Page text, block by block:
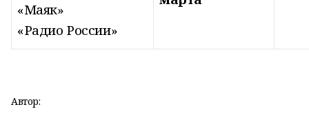
«Маяк»
«Радио России»
Автор: